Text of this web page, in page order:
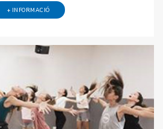
+ INFORMACIÓ